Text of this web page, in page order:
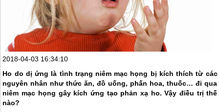
2018-04-03 16:34:10
Ho do dị ứng là tình trạng niêm mạc họng bị kích thích từ các
nguyên nhân như thức ăn, đồ uống, phấn hoa, thuốc… đi qua
niêm mạc họng gây kích ứng tạo phản xạ ho. Vậy điều trị thế
nào?